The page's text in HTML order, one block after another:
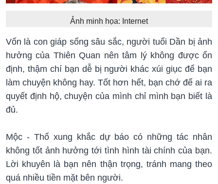
Ảnh minh họa: Internet
Vốn là con giáp sống sâu sắc, người tuổi Dần bị ảnh
hưởng của Thiên Quan nên tâm lý không được ổn
định, thậm chí bạn dễ bị người khác xúi giục để bạn
làm chuyện không hay. Tốt hơn hết, bạn chớ để ai ra
quyết định hộ, chuyện của mình chỉ mình bạn biết là
đủ.
Mộc - Thổ xung khắc dự báo có những tác nhân
không tốt ảnh hưởng tới tình hình tài chính của bạn.
Lời khuyên là bạn nên thận trọng, tránh mang theo
quá nhiều tiền mặt bên người.